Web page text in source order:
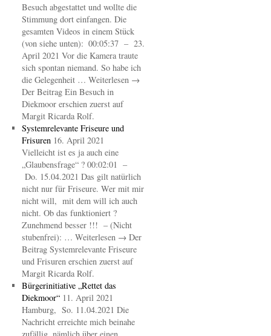
Besuch abgestattet und wollte die
Stimmung dort einfangen. Die
gesamten Videos in einem Stück
(von siehe unten): 00:05:37 – 23.
April 2021 Vor die Kamera traute
sich spontan niemand. So habe ich
die Gelegenheit … Weiterlesen →
Der Beitrag Ein Besuch in
Diekmoor erschien zuerst auf
Margit Ricarda Rolf.
Systemrelevante Friseure und
Frisuren 16. April 2021
Vielleicht ist es ja auch eine
„Glaubensfrage“ ? 00:02:01 –
Do. 15.04.2021 Das gilt natürlich
nicht nur für Friseure. Wer mit mir
nicht will, mit dem will ich auch
nicht. Ob das funktioniert ?
Zunehmend besser !!! – (Nicht
stubenfrei): … Weiterlesen → Der
Beitrag Systemrelevante Friseure
und Frisuren erschien zuerst auf
Margit Ricarda Rolf.
Bürgerinitiative „Rettet das
Diekmoor“ 11. April 2021
Hamburg, So. 11.04.2021 Die
Nachricht erreichte mich beinahe